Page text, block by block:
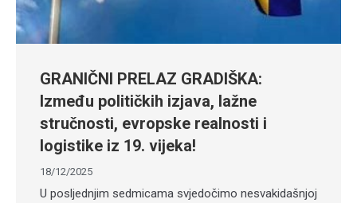
GRANIČNI PRELAZ GRADIŠKA:
Između političkih izjava, lažne
stručnosti, evropske realnosti i
logistike iz 19. vijeka!
18/12/2025
U posljednjim sedmicama svjedočimo nesvakidašnjoj